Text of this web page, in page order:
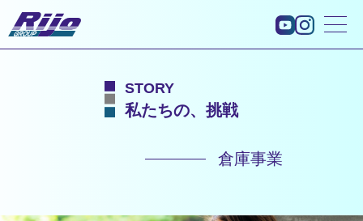
STORY
私たちの、挑戦
倉庫事業